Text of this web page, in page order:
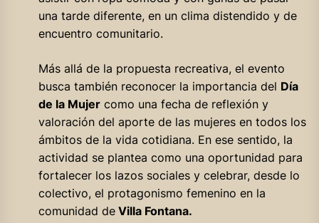
una tarde diferente, en un clima distendido y de
encuentro comunitario.
Más allá de la propuesta recreativa, el evento
busca también reconocer la importancia del Día
de la Mujercomo una fecha de reflexión y
valoración del aporte de las mujeres en todos los
ámbitos de la vida cotidiana. En ese sentido, la
actividad se plantea como una oportunidad para
fortalecer los lazos sociales y celebrar, desde lo
colectivo, el protagonismo femenino en la
comunidad deVilla Fontana.